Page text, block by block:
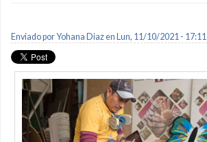
Enviado porYohana Diazen Lun, 11/10/2021 - 17:11